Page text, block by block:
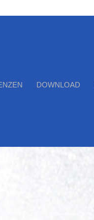
DOWNLOAD